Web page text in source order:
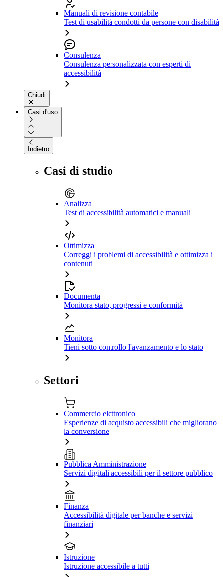
Manuali di revisione contabile
Test di usabilità condotti da persone con disabilità
Consulenza
Consulenza personalizzata con esperti di
accessibilità
Chiudi
Casi d'uso
Indietro
Casi di studio
Analizza
Test di accessibilità automatici e manuali
Ottimizza
Correggi i problemi di accessibilità e ottimizza i
contenuti
Documenta
Monitora stato, progressi e conformità
Monitora
Tieni sotto controllo l'avanzamento e lo stato
Settori
Commercio elettronico
Esperienze di acquisto accessibili che migliorano
la conversione
Pubblica Amministrazione
Servizi digitali accessibili per il settore pubblico
Finanza
Accessibilità digitale per banche e servizi
finanziari
Istruzione
Istruzione accessibile a tutti